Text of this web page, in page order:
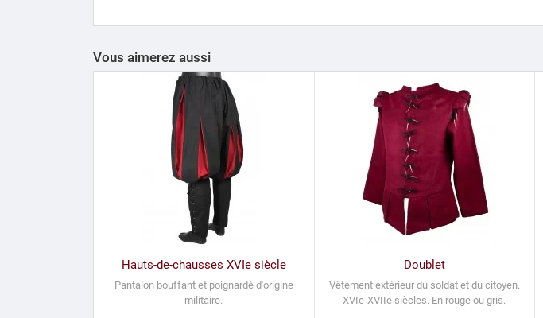
Vous aimerez aussi
Hauts-de-chausses XVIe siècle
Pantalon bouffant et poignardé d'origine
militaire.
Doublet
Vêtement extérieur du soldat et du citoyen.
XVIe-XVIIe siècles. En rouge ou gris.